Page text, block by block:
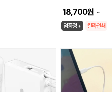
18,700원 ~
덤증정 + 칼라인쇄